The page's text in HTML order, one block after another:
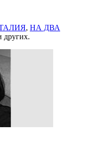
, НА ДВА
других.